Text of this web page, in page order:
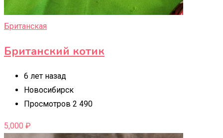
Британская
Британский котик
6 лет назад
Новосибирск
Просмотров 2 490
5,000 ₽